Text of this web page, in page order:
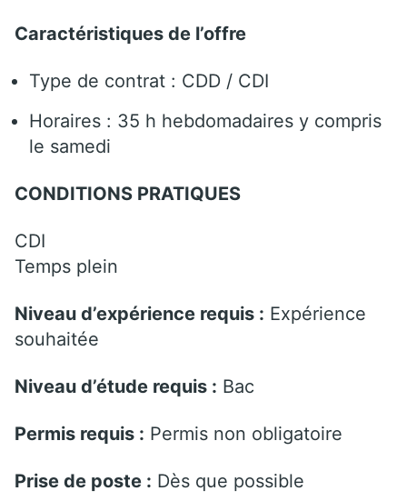
Caractéristiques de l’offre
Type de contrat : CDD / CDI
Horaires : 35 h hebdomadaires y compris
le samedi
CONDITIONS PRATIQUES
CDI
Temps plein
Niveau d’expérience requis : Expérience
souhaitée
Niveau d’étude requis : Bac
Permis requis : Permis non obligatoire
Prise de poste : Dès que possible